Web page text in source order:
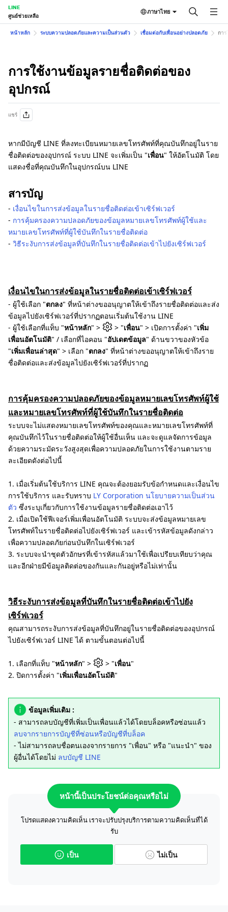
LINE
ศูนย์ช่วยเหลือ
ภาษาไทย
หน้าหลัก ระบบความปลอดภัยและความเป็นส่วนตัว เชื่อมต่อกับเพื่อนอย่างปลอดภัย กา
การใช้งานข้อมูลรายชื่อติดต่อของ
อุปกรณ์
แชร์
หากมีบัญชี LINE ที่ลงทะเบียนหมายเลขโทรศัพท์ที่คุณบันทึกอยู่ในราย
ชื่อติดต่อของอุปกรณ์ ระบบ LINE จะเพิ่มเป็น "เพื่อน" ให้อัตโนมัติ โดย
แสดงชื่อที่คุณบันทึกในอุปกรณ์บน LINE
สารบัญ
- เงื่อนไขในการส่งข้อมูลในรายชื่อติดต่อเข้าเซิร์ฟเวอร์
- การคุ้มครองความปลอดภัยของข้อมูลหมายเลขโทรศัพท์ผู้ใช้และ
หมายเลขโทรศัพท์ที่ผู้ใช้บันทึกในรายชื่อติดต่อ
- วิธีระงับการส่งข้อมูลที่บันทึกในรายชื่อติดต่อเข้าไปยังเซิร์ฟเวอร์
เงื่อนไขในการส่งข้อมูลในรายชื่อติดต่อเข้าเซิร์ฟเวอร์
- ผู้ใช้เลือก "ตกลง" ที่หน้าต่างขออนุญาตให้เข้าถึงรายชื่อติดต่อและส่ง
ข้อมูลไปยังเซิร์ฟเวอร์ที่ปรากฏตอนเริ่มต้นใช้งาน LINE
- ผู้ใช้เลือกที่แท็บ "หน้าหลัก" > > "เพื่อน" > เปิดการตั้งค่า "เพิ่ม
เพื่อนอัตโนมัติ" / เลือกที่ไอคอน "อัปเดตข้อมูล" ด้านขวาของหัวข้อ
"เพิ่มเพื่อนล่าสุด" > เลือก "ตกลง" ที่หน้าต่างขออนุญาตให้เข้าถึงราย
ชื่อติดต่อและส่งข้อมูลไปยังเซิร์ฟเวอร์ที่ปรากฏ
การคุ้มครองความปลอดภัยของข้อมูลหมายเลขโทรศัพท์ผู้ใช้
และหมายเลขโทรศัพท์ที่ผู้ใช้บันทึกในรายชื่อติดต่อ
ระบบจะไม่แสดงหมายเลขโทรศัพท์ของคุณและหมายเลขโทรศัพท์ที่
คุณบันทึกไว้ในรายชื่อติดต่อให้ผู้ใช้อื่นเห็น และจะดูแลจัดการข้อมูล
ด้วยความระมัดระวังสูงสุดเพื่อความปลอดภัยในการใช้งานตามราย
ละเอียดดังต่อไปนี้
1. เมื่อเริ่มต้นใช้บริการ LINE คุณจะต้องยอมรับข้อกำหนดและเงื่อนไข
การใช้บริการ และรับทราบ LY Corporation นโยบายความเป็นส่วน
ตัว ซึ่งระบุเกี่ยวกับการใช้งานข้อมูลรายชื่อติดต่อเอาไว้
2. เมื่อเปิดใช้ฟีเจอร์เพิ่มเพื่อนอัตโนมัติ ระบบจะส่งข้อมูลหมายเลข
โทรศัพท์ในรายชื่อติดต่อไปยังเซิร์ฟเวอร์ และเข้ารหัสข้อมูลดังกล่าว
เพื่อความปลอดภัยก่อนบันทึกในเซิร์ฟเวอร์
3. ระบบจะนำชุดตัวอักษรที่เข้ารหัสแล้วมาใช้เพื่อเปรียบเทียบว่าคุณ
และอีกฝ่ายมีข้อมูลติดต่อของกันและกันอยู่หรือไม่เท่านั้น
วิธีระงับการส่งข้อมูลที่บันทึกในรายชื่อติดต่อเข้าไปยัง
เซิร์ฟเวอร์
คุณสามารถระงับการส่งข้อมูลที่บันทึกอยู่ในรายชื่อติดต่อของอุปกรณ์
ไปยังเซิร์ฟเวอร์ LINE ได้ ตามขั้นตอนต่อไปนี้
1. เลือกที่แท็บ "หน้าหลัก" > > "เพื่อน"
2. ปิดการตั้งค่า "เพิ่มเพื่อนอัตโนมัติ"
ข้อมูลเพิ่มเติม :
- สามารถลบบัญชีที่เพิ่มเป็นเพื่อนแล้วได้โดยบล็อคหรือซ่อนแล้ว
ลบจากรายการบัญชีที่ซ่อนหรือบัญชีที่บล็อค
- ไม่สามารถลบชื่อตนเองจากรายการ "เพื่อน" หรือ "แนะนำ" ของ
ผู้อื่นได้โดยไม่ ลบบัญชี LINE
หน้านี้เป็นประโยชน์ต่อคุณหรือไม่
โปรดแสดงความคิดเห็น เราจะปรับปรุงบริการตามความคิดเห็นที่ได้
รับ
เป็น ไม่เป็น